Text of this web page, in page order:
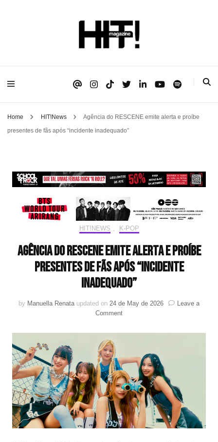
HIT!Magazine
Home HIT!News
Agência do RESCENE emite alerta e proíbe
presentes de fãs após “incidente inadequado”
HIT!NEWS K-POP
Agência do RESCENE emite alerta e proíbe
presentes de fãs após “incidente
inadequado”
by Manuella Renata updated on 24 de May de 2026
Leave a
Commenton
do
alerta
e
proíbe
presentes
de
fãs
após
“incidente